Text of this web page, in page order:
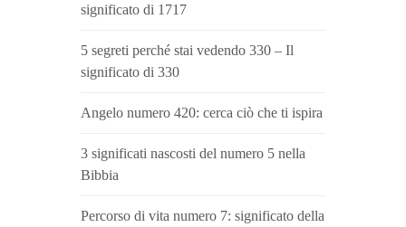
significato di 1717
5 segreti perché stai vedendo 330 – Il
significato di 330
Angelo numero 420: cerca ciò che ti ispira
3 significati nascosti del numero 5 nella
Bibbia
Percorso di vita numero 7: significato della